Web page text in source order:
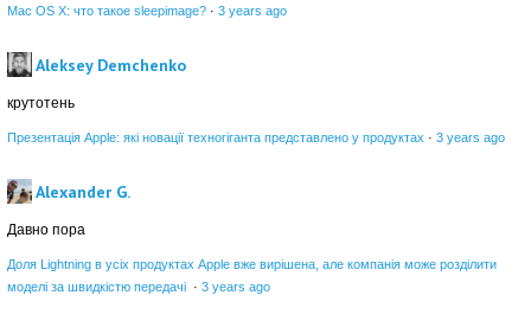
Mac OS X: что такое sleepimage? · 3 years ago
Aleksey Demchenko
крутотень
Презентація Apple: які новації техногіганта представлено у продуктах · 3 years ago
Alexander G.
Давно пора
Доля Lightning в усіх продуктах Apple вже вирішена, але компанія може розділити
моделі за швидкістю передачі · 3 years ago